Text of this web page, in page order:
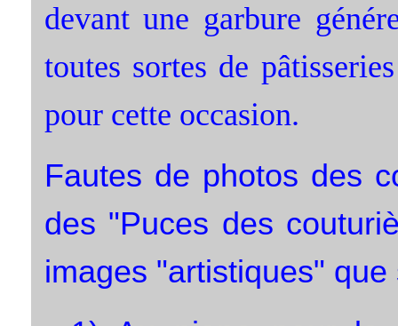
devant une garbure
toutes sortes de
pour cette occasion.
Fautes de photos des
des "Puces des
images "artistiques"